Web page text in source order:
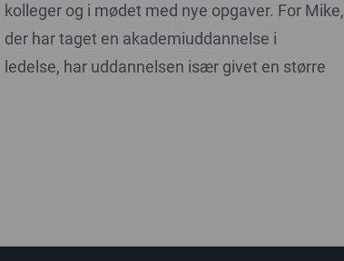
kolleger og i mødet med nye opgaver. For Mike,
der har taget en akademiuddannelse i
ledelse, har uddannelsen især givet en større